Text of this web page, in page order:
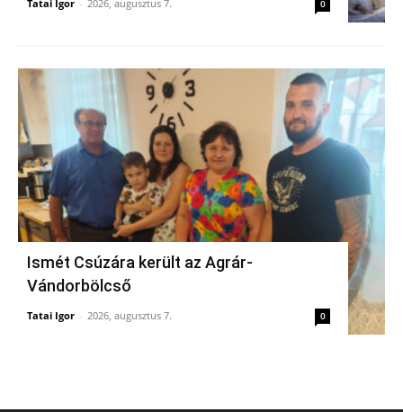
Tatai Igor - 2026, augusztus 7. 0
Ismét Csúzára került az Agrár-
Vándorbölcső
Tatai Igor - 2026, augusztus 7. 0